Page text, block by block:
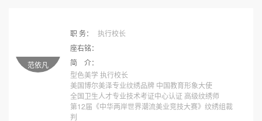
范依凡
职 务：
执行校长
座右铭：
简 介：
型色美学 执行校长
美国博尔美泽专业纹绣品牌 中国教育形象大使
全国卫生人才专业技术考证中心认证 高级纹绣师
第12届《中华两岸世界潮流美业竞技大赛》纹绣组裁
判